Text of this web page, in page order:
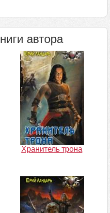
автора
Хранитель трона